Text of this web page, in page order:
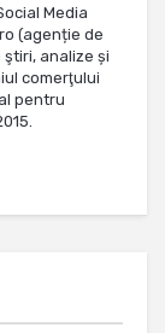
Media
(agenție de
ştiri, analize și
comerţului
pentru